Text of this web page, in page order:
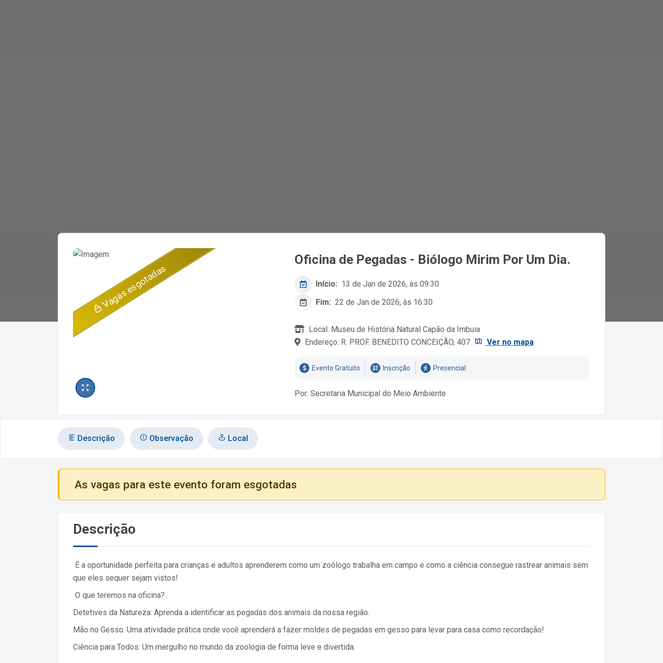
Vagas esgotadas
Oficina de Pegadas - Biólogo Mirim Por Um Dia.
Início: 13 de Jan de 2026, às 09:30
Fim: 22 de Jan de 2026, às 16:30
Local: Museu de História Natural Capão da Imbuia
Endereço: R. PROF. BENEDITO CONCEIÇÃO, 407
Ver no mapa
Evento Gratuito Inscrição Presencial
Por: Secretaria Municipal do Meio Ambiente
Descrição Observação Local
As vagas para este evento foram esgotadas
Descrição
É a oportunidade perfeita para crianças e adultos aprenderem como um zoólogo trabalha em campo e como a ciência consegue rastrear animais sem
que eles sequer sejam vistos!
O que teremos na oficina?
Detetives da Natureza: Aprenda a identificar as pegadas dos animais da nossa região.
Mão no Gesso: Uma atividade prática onde você aprenderá a fazer moldes de pegadas em gesso para levar para casa como recordação!
Ciência para Todos: Um mergulho no mundo da zoologia de forma leve e divertida.